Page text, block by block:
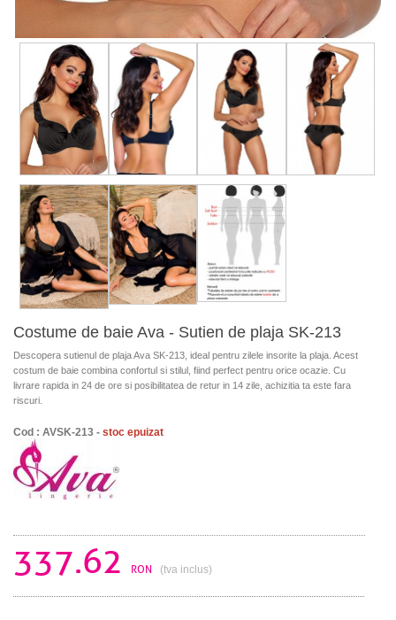
Costume de baie Ava - Sutien de plaja SK-213
Descopera sutienul de plaja Ava SK-213, ideal pentru zilele insorite la plaja. Acest
costum de baie combina confortul si stilul, fiind perfect pentru orice ocazie. Cu
livrare rapida in 24 de ore si posibilitatea de retur in 14 zile, achizitia ta este fara
riscuri.
Cod : AVSK-213 - stoc epuizat
337.62 RON (tva inclus)